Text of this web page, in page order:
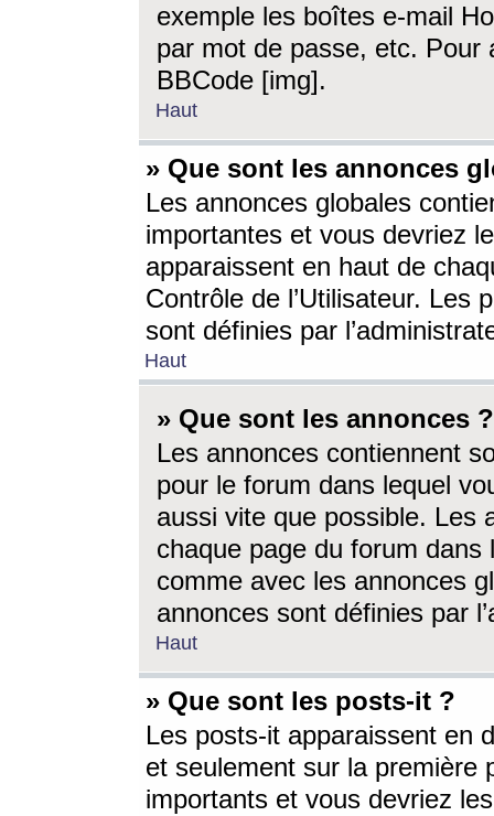
exemple les boîtes e-mail
par mot de passe, etc. Pour
BBCode [img].
Haut
» Que sont les annonces
Les annonces globales
importantes et vous devriez
apparaissent en haut de
Contrôle de l’Utilisateur. Les
sont définies par
Haut
» Que sont les annonces ?
Les annonces contiennent
pour le forum dans lequel
aussi vite que possible. Les
chaque page du forum dans
comme avec les annonces
annonces sont définies par
Haut
» Que sont les posts-it ?
Les posts-it apparaissent en
et seulement sur la première
importants et vous devriez